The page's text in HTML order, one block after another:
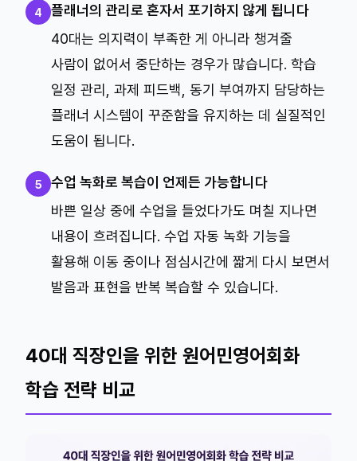
4
플래너의 관리로 혼자서 포기하지 않게 됩니다
40대는 의지력이 부족한 게 아니라 챙겨줄
사람이 없어서 중단하는 경우가 많습니다. 학습
일정 관리, 과제 피드백, 동기 부여까지 담당하는
플래너 시스템이 꾸준함을 유지하는 데 실질적인
도움이 됩니다.
5
수업 녹화로 복습이 언제든 가능합니다
바쁜 일상 중에 수업을 들었다가도 며칠 지나면
내용이 흐려집니다. 수업 자동 녹화 기능을
활용해 이동 중이나 점심시간에 짧게 다시 보면서
발음과 표현을 반복 복습할 수 있습니다.
40대 직장인을 위한 원어민영어회화
학습 전략 비교